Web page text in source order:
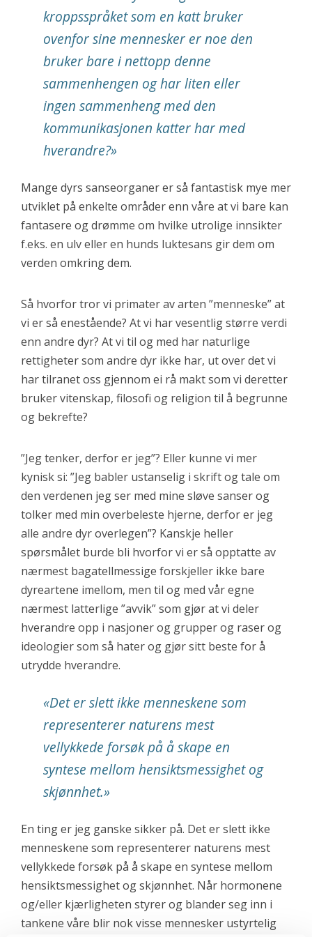
kroppsspråket som en katt bruker
ovenfor sine mennesker er noe den
bruker bare i nettopp denne
sammenhengen og har liten eller
ingen sammenheng med den
kommunikasjonen katter har med
hverandre?»
Mange dyrs sanseorganer er så fantastisk mye mer
utviklet på enkelte områder enn våre at vi bare kan
fantasere og drømme om hvilke utrolige innsikter
f.eks. en ulv eller en hunds luktesans gir dem om
verden omkring dem.
Så hvorfor tror vi primater av arten ”menneske” at
vi er så enestående? At vi har vesentlig større verdi
enn andre dyr? At vi til og med har naturlige
rettigheter som andre dyr ikke har, ut over det vi
har tilranet oss gjennom ei rå makt som vi deretter
bruker vitenskap, filosofi og religion til å begrunne
og bekrefte?
”Jeg tenker, derfor er jeg”? Eller kunne vi mer
kynisk si: ”Jeg babler ustanselig i skrift og tale om
den verdenen jeg ser med mine sløve sanser og
tolker med min overbeleste hjerne, derfor er jeg
alle andre dyr overlegen”? Kanskje heller
spørsmålet burde bli hvorfor vi er så opptatte av
nærmest bagatellmessige forskjeller ikke bare
dyreartene imellom, men til og med vår egne
nærmest latterlige ”avvik” som gjør at vi deler
hverandre opp i nasjoner og grupper og raser og
ideologier som så hater og gjør sitt beste for å
utrydde hverandre.
«Det er slett ikke menneskene som
representerer naturens mest
vellykkede forsøk på å skape en
syntese mellom hensiktsmessighet og
skjønnhet.»
En ting er jeg ganske sikker på. Det er slett ikke
menneskene som representerer naturens mest
vellykkede forsøk på å skape en syntese mellom
hensiktsmessighet og skjønnhet. Når hormonene
og/eller kjærligheten styrer og blander seg inn i
tankene våre blir nok visse mennesker ustyrtelig